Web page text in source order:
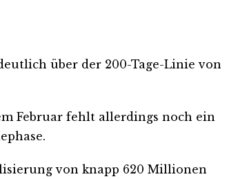
über der 200-Tage-Linie von
Februar fehlt allerdings noch ein
von knapp 620 Millionen